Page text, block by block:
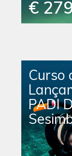
€
Curso
PADI